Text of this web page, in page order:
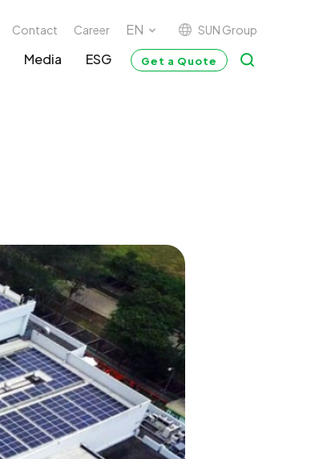
Contact Career SUN Group
Media ESG Get a Quote